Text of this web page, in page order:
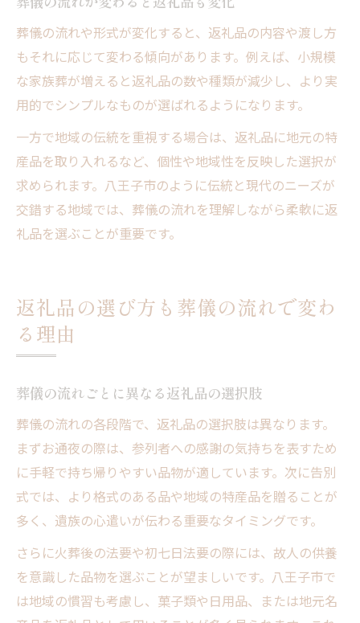
葬儀の流れや形式が変化すると、返礼品の内容や渡し方
もそれに応じて変わる傾向があります。例えば、小規模
な家族葬が増えると返礼品の数や種類が減少し、より実
用的でシンプルなものが選ばれるようになります。
一方で地域の伝統を重視する場合は、返礼品に地元の特
産品を取り入れるなど、個性や地域性を反映した選択が
求められます。八王子市のように伝統と現代のニーズが
交錯する地域では、葬儀の流れを理解しながら柔軟に返
礼品を選ぶことが重要です。
返礼品の選び方も葬儀の流れで変わ
る理由
葬儀の流れごとに異なる返礼品の選択肢
葬儀の流れの各段階で、返礼品の選択肢は異なります。
まずお通夜の際は、参列者への感謝の気持ちを表すため
に手軽で持ち帰りやすい品物が適しています。次に告別
式では、より格式のある品や地域の特産品を贈ることが
多く、遺族の心遣いが伝わる重要なタイミングです。
さらに火葬後の法要や初七日法要の際には、故人の供養
を意識した品物を選ぶことが望ましいです。八王子市で
は地域の慣習も考慮し、菓子類や日用品、または地元名